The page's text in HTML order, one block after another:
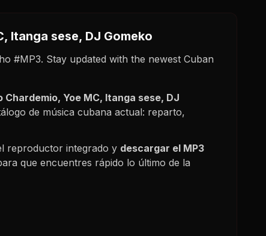
Itanga sese, DJ Gomeko
#MP3. Stay updated with the newest Cuban
Chardemio, Yoe MC, Itanga sese, DJ
de música cubana actual: reparto,
reproductor integrado y descargar el MP3
que encuentres rápido lo último de la